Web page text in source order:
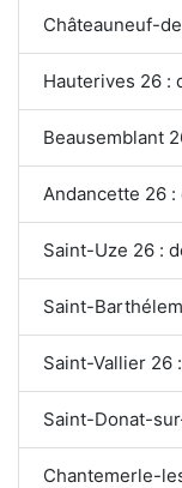
Châteauneuf-
Hauterives 26 :
Beausemblant
Andancette 26
Saint-Uze 26 :
Saint-
Saint-Vallier 26
Saint-Donat-
Chantemerle-